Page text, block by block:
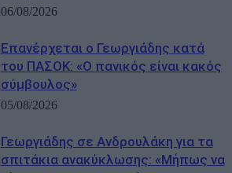
06/08/2026
Επανέρχεται ο Γεωργιάδης κατά
του ΠΑΣΟΚ: «Ο πανικός είναι κακός
σύμβουλος»
05/08/2026
Γεωργιάδης σε Ανδρουλάκη για τα
σπιτάκια ανακύκλωσης: «Μήπως να